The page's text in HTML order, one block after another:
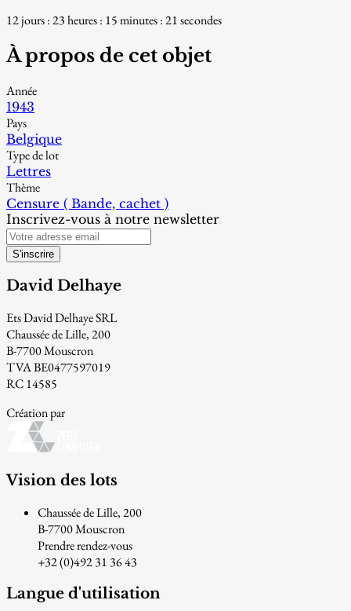
12 jours : 23 heures : 15 minutes : 20 secondes
À propos de cet objet
Année
1943
Pays
Belgique
Type de lot
Lettres
Thème
Censure ( Bande, cachet )
Inscrivez-vous à notre newsletter
S'inscrire
David Delhaye
Ets David Delhaye SRL
Chaussée de Lille, 200
B-7700 Mouscron
TVA BE0477597019
RC 14585
Création par
Vision des lots
Chaussée de Lille, 200
B-7700 Mouscron
Prendre rendez-vous
+32 (0)492 31 36 43
Langue d'utilisation